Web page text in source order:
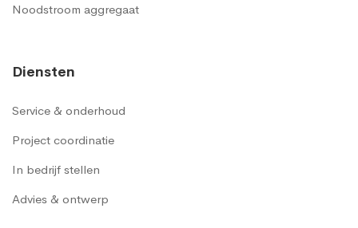
Noodstroom aggregaat
Diensten
Service & onderhoud
Project coordinatie
In bedrijf stellen
Advies & ontwerp